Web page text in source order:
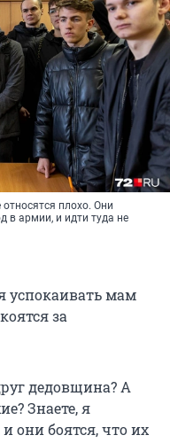
плохо. Они
в армии, и идти туда не
успокаивать мам
за
дедовщина? А
Знаете, я
они боятся, что их